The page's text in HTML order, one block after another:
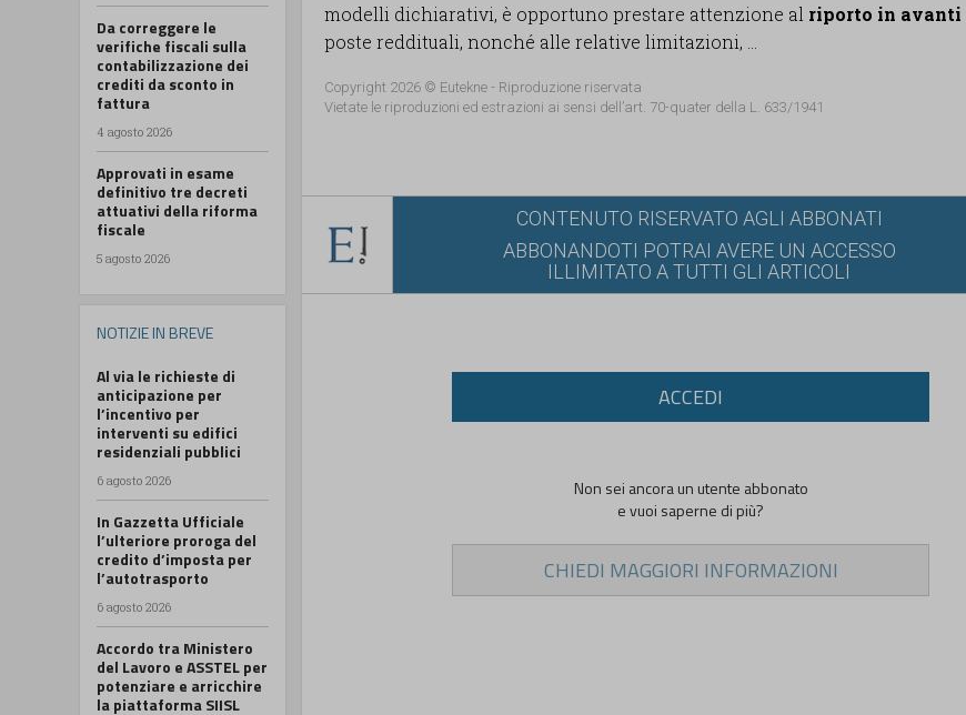
Da correggere le
verifiche fiscali sulla
contabilizzazione dei
crediti da sconto in
fattura
4 agosto 2026
Approvati in esame
definitivo tre decreti
attuativi della riforma
fiscale
5 agosto 2026
NOTIZIE IN BREVE
Al via le richieste di
anticipazione per
l’incentivo per
interventi su edifici
residenziali pubblici
6 agosto 2026
In Gazzetta Ufficiale
l’ulteriore proroga del
credito d’imposta per
l’autotrasporto
6 agosto 2026
Accordo tra Ministero
del Lavoro e ASSTEL per
potenziare e arricchire
la piattaforma SIISL
modelli dichiarativi, è opportuno prestare attenzione al riporto in avanti
poste reddituali, nonché alle relative limitazioni, ...
Copyright 2026 © Eutekne - Riproduzione riservata
Vietate le riproduzioni ed estrazioni ai sensi dell’art. 70-quater della L. 633/1941
CONTENUTO RISERVATO AGLI ABBONATI
ABBONANDOTI POTRAI AVERE UN ACCESSO
ILLIMITATO A TUTTI GLI ARTICOLI
ACCEDI
Non sei ancora un utente abbonato
e vuoi saperne di più?
CHIEDI MAGGIORI INFORMAZIONI